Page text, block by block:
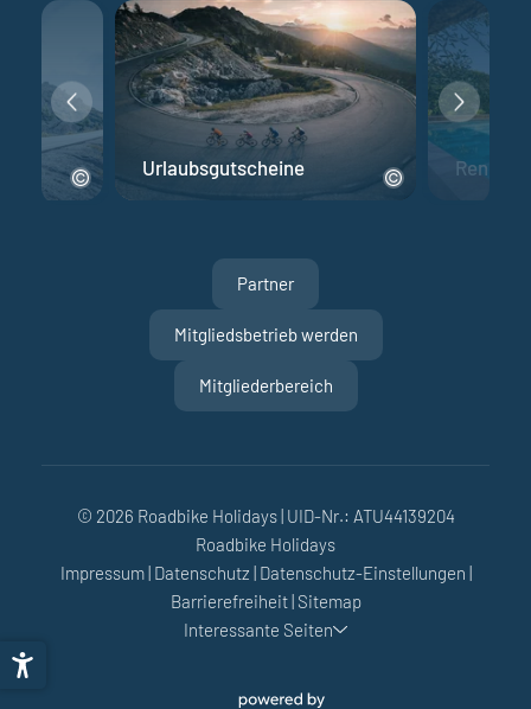
Urlaubsgutscheine
Partner
Mitgliedsbetrieb werden
Mitgliederbereich
© 2026 Roadbike Holidays| UID-Nr.: ATU44139204
Roadbike Holidays
Impressum| Datenschutz | Datenschutz-Einstellungen |
Barrierefreiheit| Sitemap
Interessante Seiten